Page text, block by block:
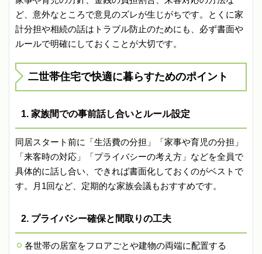
ど、意外なところで意見のズレが生じがちです。とくに家
計分担や相続の話はトラブル防止のためにも、必ず書面や
ルールで明確にしておくことが大切です。
二世帯住宅で快適に暮らすためのポイント
1. 家族間での事前話し合いとルール設定
同居スタート前に「生活費の分担」「家事や育児の分担」
「来客時の対応」「プライバシーの考え方」などを全員で
具体的に話し合い、できれば書面化しておくのがベストで
す。月1回など、定期的な家族会議もおすすめです。
2. プライバシー確保と間取りの工夫
各世帯の居室をフロアごとや建物の両端に配置する